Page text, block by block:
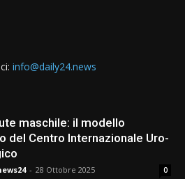
info@daily24.news
maschile: il modello
del Centro Internazionale Uro-
- 28 Ottobre 2025 0